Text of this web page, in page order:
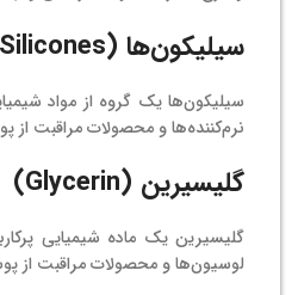
سیلیکون‌ها (Silicones)
سیلیکون‌ها یک گروه از مواد
نرم‌کننده‌ها و محصولات مراقبت
گلیسیرین (Glycerin)
گلیسیرین یک ماده شیمیایی
لوسیون‌ها و محصولات مراقبت از